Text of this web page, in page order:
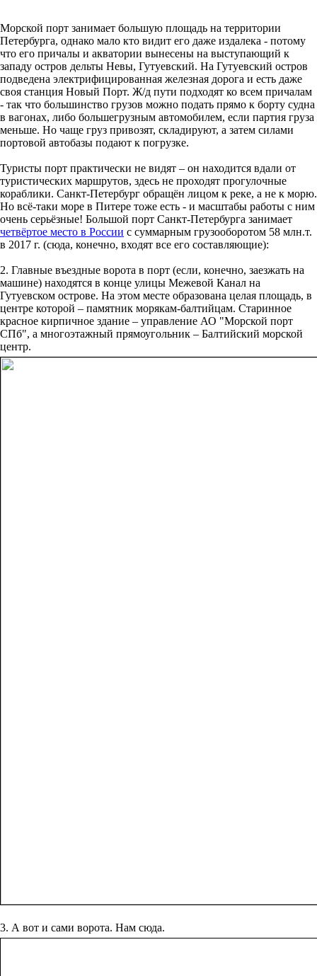
Морской порт занимает большую площадь на территории
Петербурга, однако мало кто видит его даже издалека - потому
что его причалы и акватории вынесены на выступающий к
западу остров дельты Невы, Гутуевский. На Гутуевский остров
подведена электрифицированная железная дорога и есть даже
своя станция Новый Порт. Ж/д пути подходят ко всем причалам
- так что большинство грузов можно подать прямо к борту судна
в вагонах, либо большегрузным автомобилем, если партия груза
меньше. Но чаще груз привозят, складируют, а затем силами
портовой автобазы подают к погрузке.
Туристы порт практически не видят – он находится вдали от
туристических маршрутов, здесь не проходят прогулочные
кораблики. Санкт-Петербург обращён лицом к реке, а не к морю.
Но всё-таки море в Питере тоже есть - и масштабы работы с ним
очень серьёзные! Большой порт Санкт-Петербурга занимает
четвёртое место в России с суммарным грузооборотом 58 млн.т.
в 2017 г. (сюда, конечно, входят все его составляющие):
2. Главные въездные ворота в порт (если, конечно, заезжать на
машине) находятся в конце улицы Межевой Канал на
Гутуевском острове. На этом месте образована целая площадь, в
центре которой – памятник морякам-балтийцам. Старинное
красное кирпичное здание – управление АО "Морской порт
СПб", а многоэтажный прямоугольник – Балтийский морской
центр.
3. А вот и сами ворота. Нам сюда.